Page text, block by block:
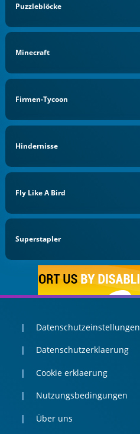
Puzzleblöcke
Minecraft
Firmen-Tycoon
Hindernisse
Fly Like A Bird
Superstapler
Datenschutzeinstellungen
Datenschutzerklaerung
Cookie erklaerung
Nutzungsbedingungen
Über uns